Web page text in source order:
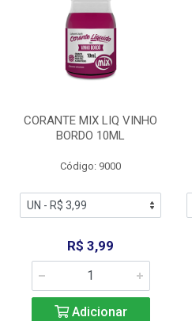
CORANTE MIX LIQ VINHO
BORDO 10ML
Código: 9000
R$ 3,99
Adicionar